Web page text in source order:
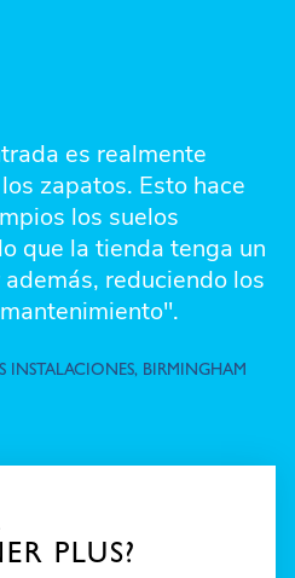
es realmente
zapatos. Esto hace
los suelos
que la tienda tenga un
reduciendo los
INSTALACIONES, BIRMINGHAM
PLUS?